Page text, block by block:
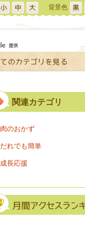
背景色
関連カテゴリ
肉のおかず
だれでも簡単
成長応援